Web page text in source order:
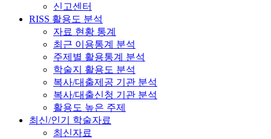
신고센터
RISS 활용도 분석
자료 현황 통계
최근 이용통계 분석
주제별 활용통계 분석
학술지 활용도 분석
복사/대출제공 기관 분석
복사/대출신청 기관 분석
활용도 높은 주제
최신/인기 학술자료
최신자료